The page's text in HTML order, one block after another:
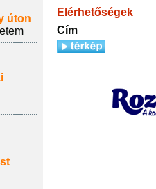
úton
Elérhetőségek
Cím